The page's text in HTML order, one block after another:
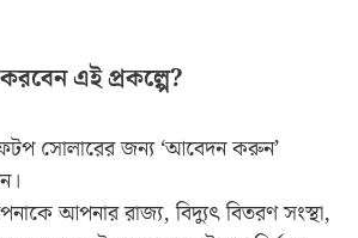
এই প্রকল্পে?
সোলারের জন্য ‘আবেদন করুন’
আপনার রাজ্য, বিদ্যুৎ বিতরণ সংস্থা,